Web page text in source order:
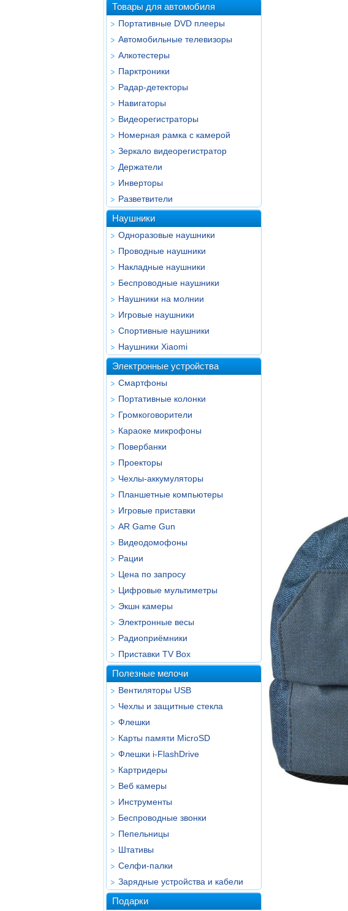
Товары для автомобиля
Портативные DVD плееры
Автомобильные телевизоры
Алкотестеры
Парктроники
Радар-детекторы
Навигаторы
Видеорегистраторы
Номерная рамка с камерой
Зеркало видеорегистратор
Держатели
Инверторы
Разветвители
Наушники
Одноразовые наушники
Проводные наушники
Накладные наушники
Беспроводные наушники
Наушники на молнии
Игровые наушники
Спортивные наушники
Наушники Xiaomi
Электронные устройства
Смартфоны
Портативные колонки
Громкоговорители
Караоке микрофоны
Повербанки
Проекторы
Чехлы-аккумуляторы
Планшетные компьютеры
Игровые приставки
AR Game Gun
Видеодомофоны
Рации
Цена по запросу
Цифровые мультиметры
Экшн камеры
Электронные весы
Радиоприёмники
Приставки TV Box
Полезные мелочи
Вентиляторы USB
Чехлы и защитные стекла
Флешки
Карты памяти MicroSD
Флешки i-FlashDrive
Картридеры
Веб камеры
Инструменты
Беспроводные звонки
Пепельницы
Штативы
Селфи-палки
Зарядные устройства и кабели
Подарки